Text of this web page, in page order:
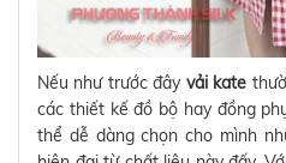
Nếu như trước đây vải kate
các thiết kế đồ bộ hay đồng
thể dễ dàng chọn cho mình